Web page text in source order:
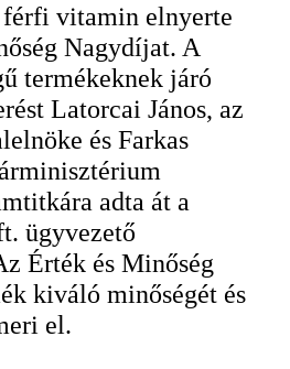
vitamin elnyerte
Nagydíjat. A
termékeknek járó
Latorcai János, az
és Farkas
adta át a
ügyvezető
Érték és Minőség
kiváló minőségét és
el.